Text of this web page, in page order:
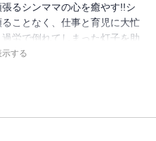
るシンママの心を癒やす!!シ
ことなく、仕事と育児に大忙
労で倒れてしまった灯子を助
生だった。彼はイケメンスペ
する